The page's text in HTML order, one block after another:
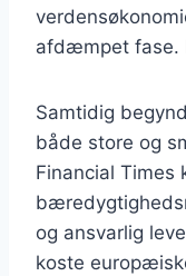
afdæmpet fase.
Samtidig
både store og
Financial Times
og ansvarlig
koste